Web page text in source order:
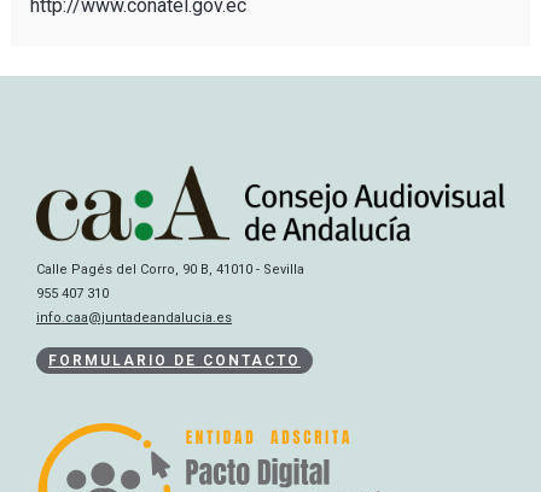
http://www.conatel.gov.ec
Calle Pagés del Corro, 90 B, 41010 - Sevilla
955 407 310
info.caa@juntadeandalucia.es
FORMULARIO DE CONTACTO